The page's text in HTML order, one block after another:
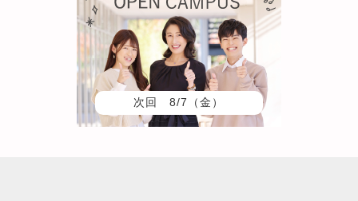
次回 8/7（金）